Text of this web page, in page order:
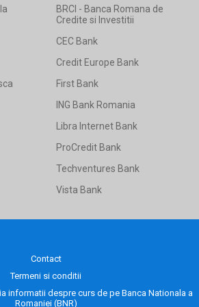
BRCI - Banca Romana de
Credite si Investitii
CEC Bank
Credit Europe Bank
First Bank
ING Bank Romania
Libra Internet Bank
ProCredit Bank
Techventures Bank
Vista Bank
Contact
Termeni si conditii
informatii despre curs de pe Banca Nationala a
Romaniei (BNR)